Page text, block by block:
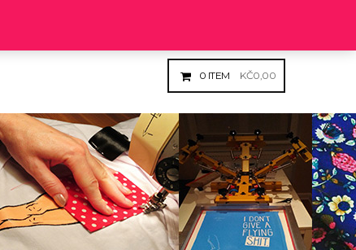
0 ITEM KČ0,00